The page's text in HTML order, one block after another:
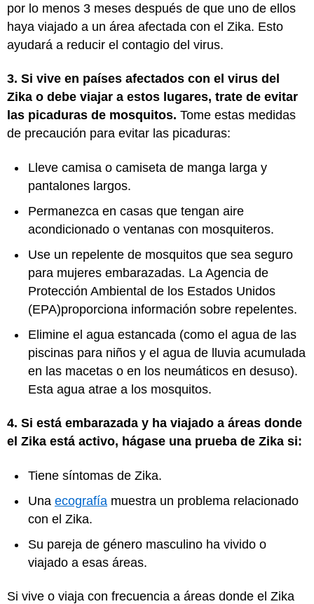
por lo menos 3 meses después de que uno de ellos
haya viajado a un área afectada con el Zika. Esto
ayudará a reducir el contagio del virus.
3. Si vive en países afectados con el virus del
Zika o debe viajar a estos lugares, trate de evitar
las picaduras de mosquitos. Tome estas medidas
de precaución para evitar las picaduras:
Lleve camisa o camiseta de manga larga y
pantalones largos.
Permanezca en casas que tengan aire
acondicionado o ventanas con mosquiteros.
Use un repelente de mosquitos que sea seguro
para mujeres embarazadas. La Agencia de
Protección Ambiental de los Estados Unidos
(EPA)proporciona información sobre repelentes.
Elimine el agua estancada (como el agua de las
piscinas para niños y el agua de lluvia acumulada
en las macetas o en los neumáticos en desuso).
Esta agua atrae a los mosquitos.
4. Si está embarazada y ha viajado a áreas donde
el Zika está activo, hágase una prueba de Zika si:
Tiene síntomas de Zika.
Una ecografía muestra un problema relacionado
con el Zika.
Su pareja de género masculino ha vivido o
viajado a esas áreas.
Si vive o viaja con frecuencia a áreas donde el Zika